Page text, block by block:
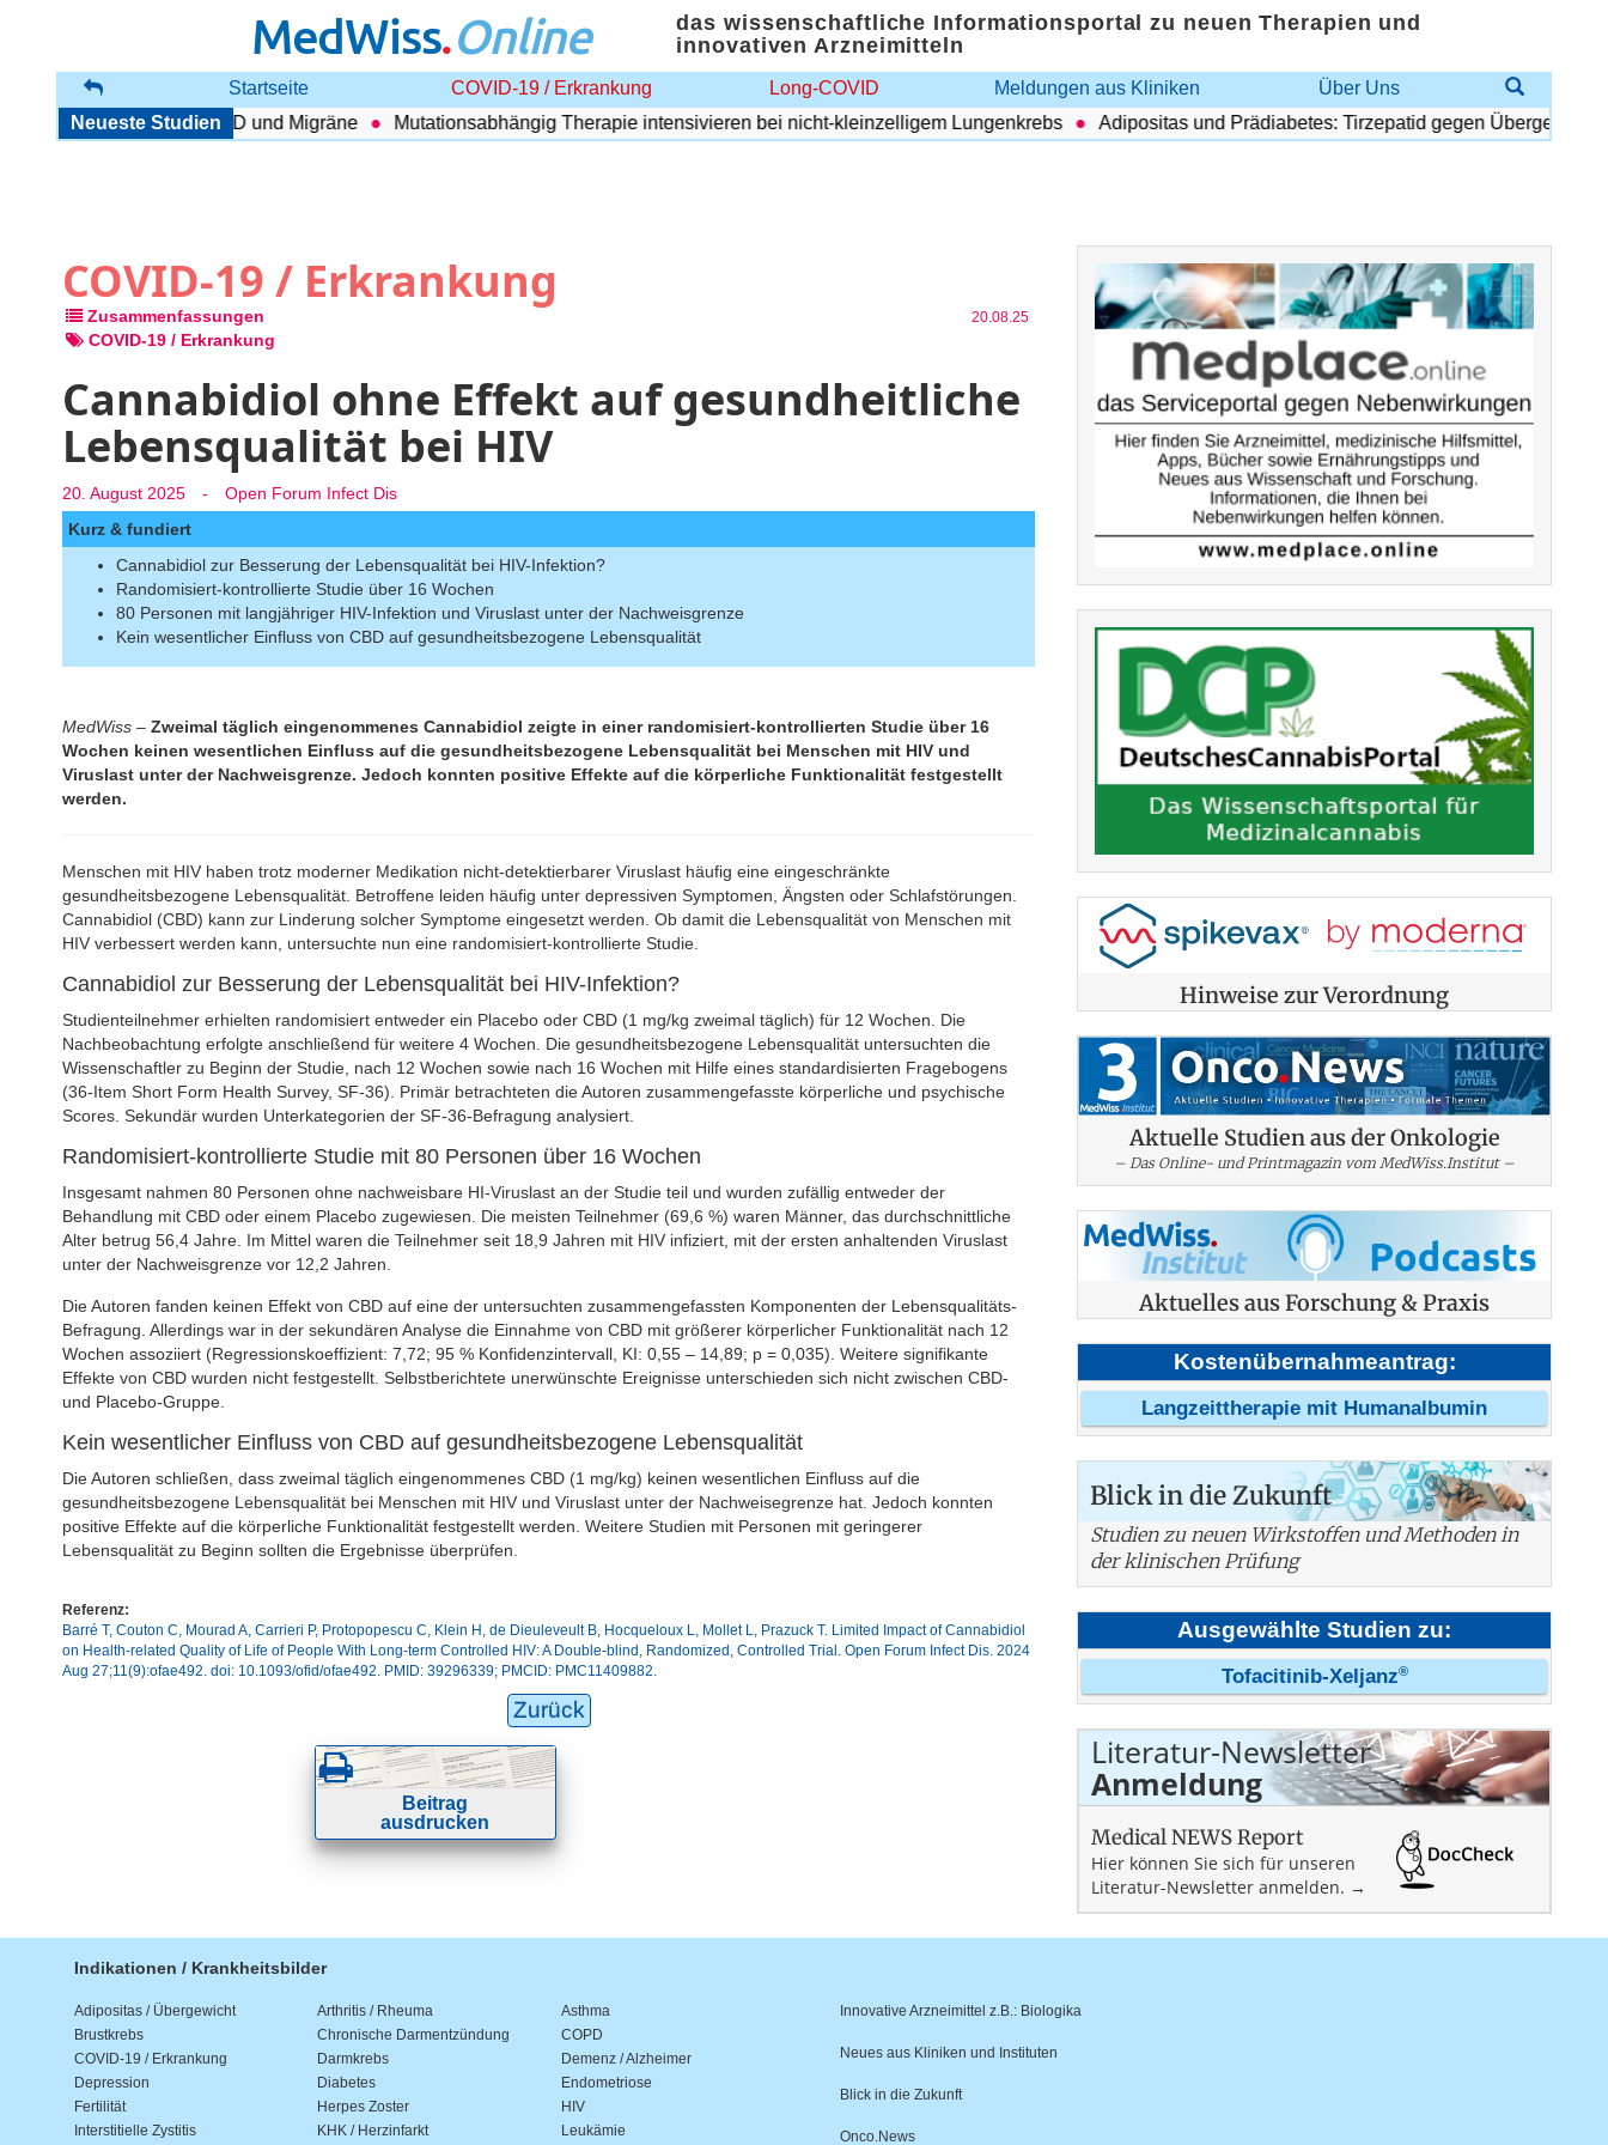
MedWiss.Online
das wissenschaftliche Informationsportal zu neuen Therapien und
innovativen Arzneimitteln
Startseite COVID-19 / Erkrankung Long-COVID Meldungen aus Kliniken
Über Uns
Neueste Studien
zwischen COPD und Migräne Mutationsabhängig Therapie intensivieren bei nicht-kleinzelligem Lungenkrebs Adipositas und Prädiabetes: Tirzepatid gegen Übergewicht
COVID-19 / Erkrankung
Zusammenfassungen 20.08.25
COVID-19 / Erkrankung
Cannabidiol ohne Effekt auf gesundheitliche
Lebensqualität bei HIV
20. August 2025 -
Open Forum Infect Dis
Kurz & fundiert
Cannabidiol zur Besserung der Lebensqualität bei HIV-Infektion?
Randomisiert-kontrollierte Studie über 16 Wochen
80 Personen mit langjähriger HIV-Infektion und Viruslast unter der Nachweisgrenze
Kein wesentlicher Einfluss von CBD auf gesundheitsbezogene Lebensqualität
MedWiss – Zweimal täglich eingenommenes Cannabidiol zeigte in einer randomisiert-kontrollierten Studie über 16
Wochen keinen wesentlichen Einfluss auf die gesundheitsbezogene Lebensqualität bei Menschen mit HIV und
Viruslast unter der Nachweisgrenze. Jedoch konnten positive Effekte auf die körperliche Funktionalität festgestellt
werden.
Menschen mit HIV haben trotz moderner Medikation nicht-detektierbarer Viruslast häufig eine eingeschränkte
gesundheitsbezogene Lebensqualität. Betroffene leiden häufig unter depressiven Symptomen, Ängsten oder Schlafstörungen.
Cannabidiol (CBD) kann zur Linderung solcher Symptome eingesetzt werden. Ob damit die Lebensqualität von Menschen mit
HIV verbessert werden kann, untersuchte nun eine randomisiert-kontrollierte Studie.
Cannabidiol zur Besserung der Lebensqualität bei HIV-Infektion?
Studienteilnehmer erhielten randomisiert entweder ein Placebo oder CBD (1 mg/kg zweimal täglich) für 12 Wochen. Die
Nachbeobachtung erfolgte anschließend für weitere 4 Wochen. Die gesundheitsbezogene Lebensqualität untersuchten die
Wissenschaftler zu Beginn der Studie, nach 12 Wochen sowie nach 16 Wochen mit Hilfe eines standardisierten Fragebogens
(36-Item Short Form Health Survey, SF-36). Primär betrachteten die Autoren zusammengefasste körperliche und psychische
Scores. Sekundär wurden Unterkategorien der SF-36-Befragung analysiert.
Randomisiert-kontrollierte Studie mit 80 Personen über 16 Wochen
Insgesamt nahmen 80 Personen ohne nachweisbare HI-Viruslast an der Studie teil und wurden zufällig entweder der
Behandlung mit CBD oder einem Placebo zugewiesen. Die meisten Teilnehmer (69,6 %) waren Männer, das durchschnittliche
Alter betrug 56,4 Jahre. Im Mittel waren die Teilnehmer seit 18,9 Jahren mit HIV infiziert, mit der ersten anhaltenden Viruslast
unter der Nachweisgrenze vor 12,2 Jahren.
Die Autoren fanden keinen Effekt von CBD auf eine der untersuchten zusammengefassten Komponenten der Lebensqualitäts-
Befragung. Allerdings war in der sekundären Analyse die Einnahme von CBD mit größerer körperlicher Funktionalität nach 12
Wochen assoziiert (Regressionskoeffizient: 7,72; 95 % Konfidenzintervall, KI: 0,55 – 14,89; p = 0,035). Weitere signifikante
Effekte von CBD wurden nicht festgestellt. Selbstberichtete unerwünschte Ereignisse unterschieden sich nicht zwischen CBD-
und Placebo-Gruppe.
Kein wesentlicher Einfluss von CBD auf gesundheitsbezogene Lebensqualität
Die Autoren schließen, dass zweimal täglich eingenommenes CBD (1 mg/kg) keinen wesentlichen Einfluss auf die
gesundheitsbezogene Lebensqualität bei Menschen mit HIV und Viruslast unter der Nachweisegrenze hat. Jedoch konnten
positive Effekte auf die körperliche Funktionalität festgestellt werden. Weitere Studien mit Personen mit geringerer
Lebensqualität zu Beginn sollten die Ergebnisse überprüfen.
Referenz:
Barré T, Couton C, Mourad A, Carrieri P, Protopopescu C, Klein H, de Dieuleveult B, Hocqueloux L, Mollet L, Prazuck T. Limited Impact of Cannabidiol
on Health-related Quality of Life of People With Long-term Controlled HIV: A Double-blind, Randomized, Controlled Trial. Open Forum Infect Dis. 2024
Aug 27;11(9):ofae492. doi: 10.1093/ofid/ofae492. PMID: 39296339; PMCID: PMC11409882.
Zurück
Beitrag
ausdrucken
Hinweise zur Verordnung
Aktuelle Studien aus der Onkologie
– Das Online- und Printmagazin vom MedWiss.Institut –
Aktuelles aus Forschung & Praxis
Kostenübernahmeantrag:
Langzeittherapie mit Humanalbumin
Blick in die Zukunft
Studien zu neuen Wirkstoffen und Methoden in
der klinischen Prüfung
Ausgewählte Studien zu:
Tofacitinib-Xeljanz®
Literatur-Newsletter
Anmeldung
Medical NEWS Report
Hier können Sie sich für unseren
Literatur-Newsletter anmelden. →
Indikationen / Krankheitsbilder
Adipositas / Übergewicht Arthritis / Rheuma
Asthma
Brustkrebs
Chronische Darmentzündung
COPD
COVID-19 / Erkrankung
Darmkrebs
Demenz / Alzheimer
Depression
Diabetes
Endometriose
Fertilität
Herpes Zoster
HIV
Interstitielle Zystitis
KHK / Herzinfarkt Leukämie
Innovative Arzneimittel z.B.: Biologika
Neues aus Kliniken und Instituten
Blick in die Zukunft
Onco.News